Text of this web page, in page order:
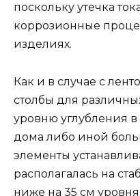
поскольку утечка
коррозионные
изделиях.
Как и в случае с
столбы для
уровню углубления
дома либо иной
элементы
располагалась на
ниже на 35 см